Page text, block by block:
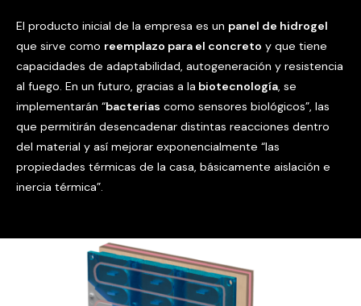
El producto inicial de la empresa es un panel de hidrogel
que sirve como reemplazo para el concreto y que tiene
capacidades de adaptabilidad, autogeneración y resistencia
al fuego. En un futuro, gracias a la biotecnología, se
implementarán “bacterias como sensores biológicos”, las
que permitirán desencadenar distintas reacciones dentro
del material y así mejorar exponencialmente “las
propiedades térmicas de la casa, básicamente aislación e
inercia térmica”.